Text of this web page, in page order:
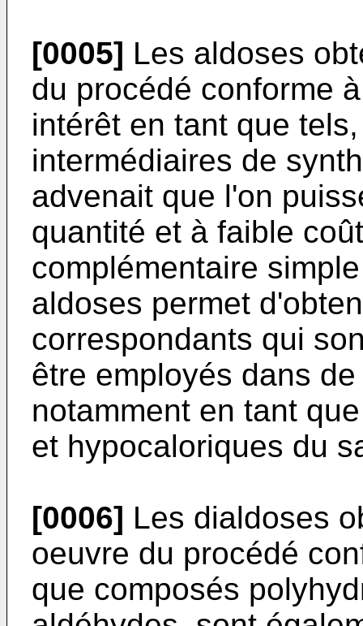
[0005] Les aldoses
du procédé conforme
intérêt en tant que
intermédiaires de
advenait que l'on
quantité et à faible
complémentaire
aldoses permet
correspondants qui
être employés dans
notamment en tant
et hypocaloriques du
[0006] Les dialdoses
oeuvre du procédé
que composés